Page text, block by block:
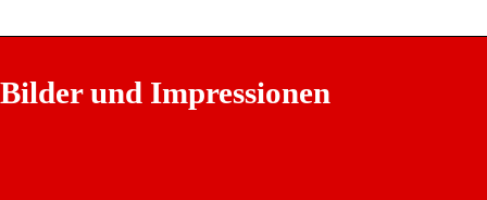
Bilder und Impressionen